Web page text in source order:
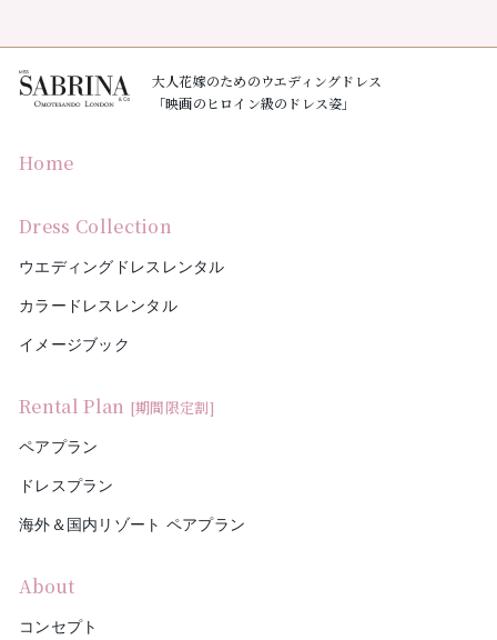
大人花嫁のためのウエディングドレス
「映画のヒロイン級のドレス姿」
Home
Dress Collection
ウエディングドレスレンタル
カラードレスレンタル
イメージブック
Rental Plan [期間限定割]
ペアプラン
ドレスプラン
海外＆国内リゾート ペアプラン
About
コンセプト